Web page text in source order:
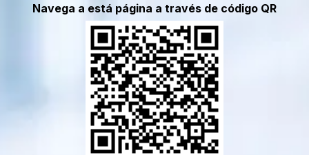
Navega a está página a través de código QR